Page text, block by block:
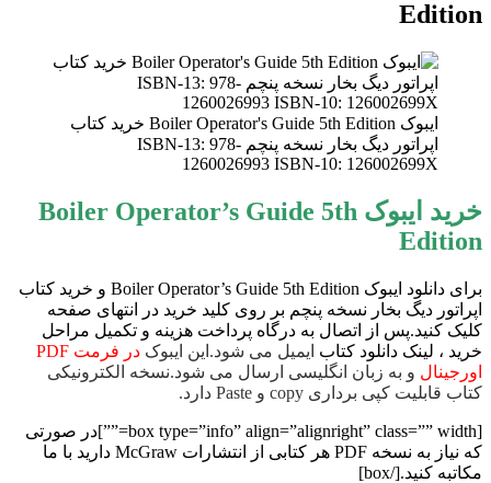
Edition
ایبوک Boiler Operator's Guide 5th Edition خرید کتاب
اپراتور دیگ بخار نسخه پنچم ISBN-13: 978-
1260026993 ISBN-10: 126002699X
خرید ایبوک Boiler Operator’s Guide 5th
Edition
برای دانلود ایبوک Boiler Operator’s Guide 5th Edition و خرید کتاب
اپراتور دیگ بخار نسخه پنچم بر روی کلید خرید در انتهای صفحه
کلیک کنید.پس از اتصال به درگاه پرداخت هزینه و تکمیل مراحل
خرید ، لینک دانلود کتاب ایمیل می شود.این ایبوک
در فرمت PDF
اورجینال و به زبان انگلیسی ارسال می شود.نسخه الکترونیکی
کتاب قابلیت کپی برداری copy و Paste دارد.
[box type=”info” align=”alignright” class=”” width=””]در صورتی
که نیاز به نسخه PDF هر کتابی از انتشارات McGraw دارید با ما
مکاتبه کنید.[/box]